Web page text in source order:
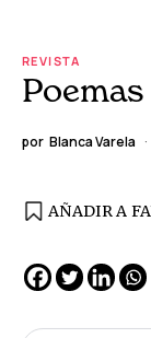
REVISTA
Poemas
por Blanca Varela
AÑADIR A